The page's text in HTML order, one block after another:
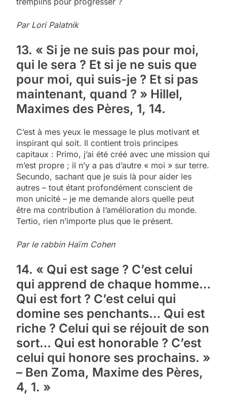
Par Lori Palatnik
13. « Si je ne suis pas pour moi,
qui le sera ? Et si je ne suis que
pour moi, qui suis-je ? Et si pas
maintenant, quand ? » Hillel,
Maximes des Pères, 1, 14.
C’est à mes yeux le message le plus motivant et
inspirant qui soit. Il contient trois principes
capitaux : Primo, j’ai été créé avec une mission qui
m’est propre ; il n’y a pas d’autre « moi » sur terre.
Secundo, sachant que je suis là pour aider les
autres – tout étant profondément conscient de
mon unicité – je me demande alors quelle peut
être ma contribution à l’amélioration du monde.
Tertio, rien n’importe plus que le présent.
Par le rabbin Haïm Cohen
14. « Qui est sage ? C’est celui
qui apprend de chaque homme…
Qui est fort ? C’est celui qui
domine ses penchants… Qui est
riche ? Celui qui se réjouit de son
sort… Qui est honorable ? C’est
celui qui honore ses prochains. »
– Ben Zoma, Maxime des Pères,
4, 1. »